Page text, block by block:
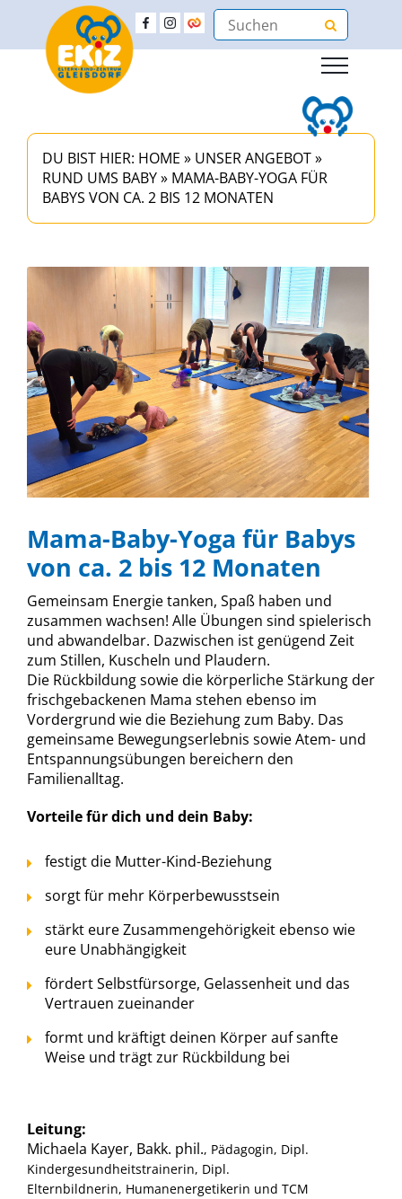
DU BIST HIER: HOME » UNSER ANGEBOT»
RUND UMS BABY» MAMA-BABY-YOGA FÜR
BABYS VON CA. 2 BIS 12 MONATEN
Mama-Baby-Yoga für Babys
von ca. 2 bis 12 Monaten
Gemeinsam Energie tanken, Spaß haben und
zusammen wachsen! Alle Übungen sind spielerisch
und abwandelbar. Dazwischen ist genügend Zeit
zum Stillen, Kuscheln und Plaudern.
Die Rückbildung sowie die körperliche Stärkung der
frischgebackenen Mama stehen ebenso im
Vordergrund wie die Beziehung zum Baby. Das
gemeinsame Bewegungserlebnis sowie Atem- und
Entspannungsübungen bereichern den
Familienalltag.
Vorteile für dich und dein Baby:
festigt die Mutter-Kind-Beziehung
sorgt für mehr Körperbewusstsein
stärkt eure Zusammengehörigkeit ebenso wie
eure Unabhängigkeit
fördert Selbstfürsorge, Gelassenheit und das
Vertrauen zueinander
formt und kräftigt deinen Körper auf sanfte
Weise und trägt zur Rückbildung bei
Leitung:
Michaela Kayer, Bakk. phil., Pädagogin, Dipl.
Kindergesundheitstrainerin, Dipl.
Elternbildnerin, Humanenergetikerin und TCM